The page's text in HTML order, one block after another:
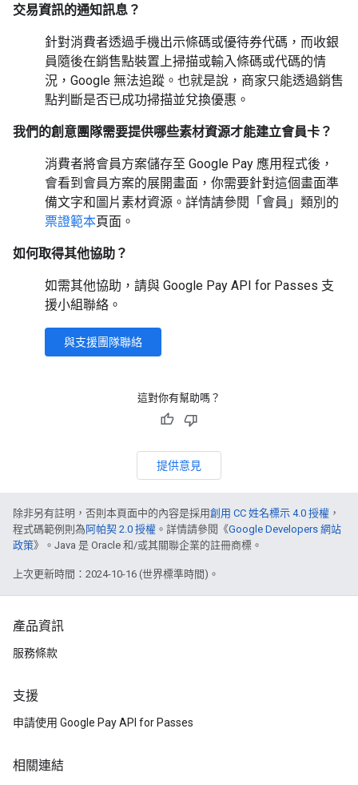
交易資訊的通知訊息？
針對消費者透過手機出示條碼或優待券代碼，而收銀
員隨後在銷售點裝置上掃描或輸入條碼或代碼的情
況，Google 無法追蹤。也就是說，商家只能透過銷售
點判斷是否已成功掃描並兌換優惠。
我們的創意團隊需要提供哪些素材資源才能建立會員卡？
消費者將會員方案儲存至 Google Pay 應用程式後，
會看到會員方案的展開畫面，你需要針對這個畫面準
備文字和圖片素材資源。詳情請參閱「會員」類別的
票證範本頁面。
如何取得其他協助？
如需其他協助，請與 Google Pay API for Passes 支
援小組聯絡。
與支援團隊聯絡
這對你有幫助嗎？
提供意見
除非另有註明，否則本頁面中的內容是採用創用 CC 姓名標示 4.0 授權 ，
程式碼範例則為 阿帕契 2.0 授權 。詳情請參閱《Google Developers 網站
政策》。Java 是 Oracle 和/或其關聯企業的註冊商標。
上次更新時間：2024-10-16 (世界標準時間)。
產品資訊
服務條款
支援
申請使用 Google Pay API for Passes
相關連結